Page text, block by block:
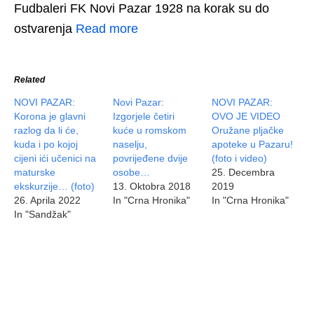
Fudbaleri FK Novi Pazar 1928 na korak su do
ostvarenja Read more
Related
NOVI PAZAR:
Korona je glavni
razlog da li će,
kuda i po kojoj
cijeni ići učenici na
maturske
ekskurzije… (foto)
26. Aprila 2022
In "Sandžak"
Novi Pazar:
Izgorjele četiri
kuće u romskom
naselju,
povrijeđene dvije
osobe…
13. Oktobra 2018
In "Crna Hronika"
NOVI PAZAR:
OVO JE VIDEO
Oružane pljačke
apoteke u Pazaru!
(foto i video)
25. Decembra
2019
In "Crna Hronika"